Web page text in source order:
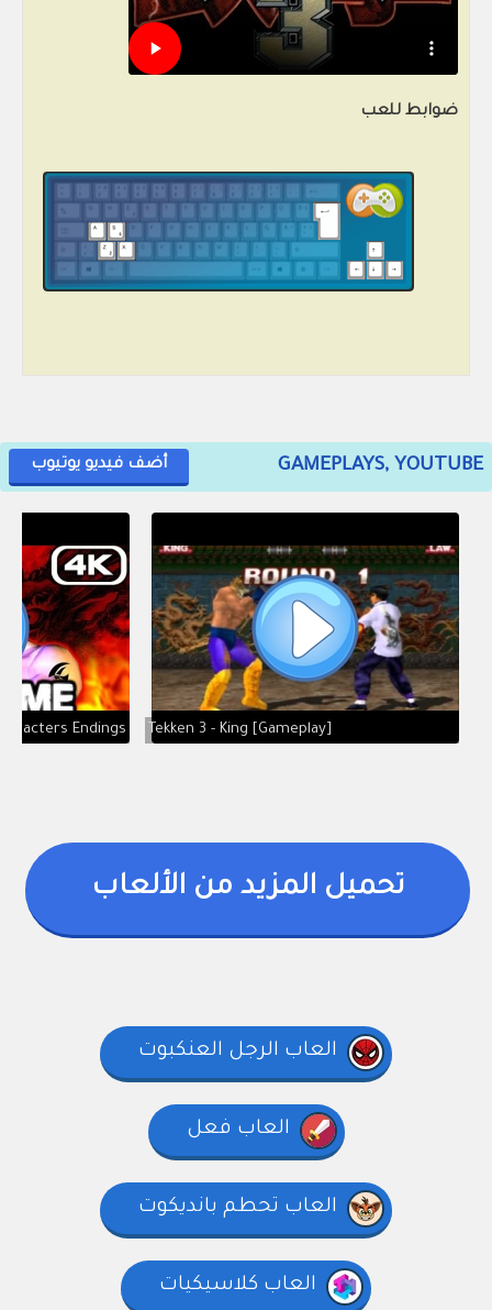
ضوابط للعب
GAMEPLAYS, YOUTUBE أضف فيديو يوتيوب
[Gameplay] Tekken 3 - King
تحميل المزيد من الألعاب
العاب الرجل العنكبوت
العاب فعل
العاب تحطم بانديكوت
العاب كلاسيكيات